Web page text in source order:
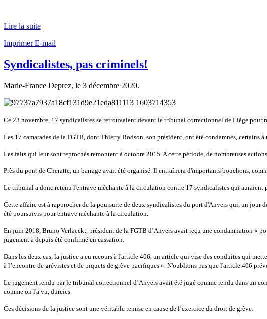
Lire la suite
ImprimerE-mail
Syndicalistes, pas criminels!
Marie-France Deprez, le 3 décembre 2020.
Ce 23 novembre, 17 syndicalistes se retrouvaient devant le tribunal correctionnel de Liège pour
Les 17 camarades de la FGTB, dont Thierry Bodson, son président, ont été condamnés, certains à
Les faits qui leur sont reprochés remontent à octobre 2015. A cette période, de nombreuses
Près du pont de Cheratte, un barrage avait été organisé. Il entraînera d'importants bouchons,
Le tribunal a donc retenu l'entrave méchante à la circulation contre 17 syndicalistes qui auraient
Cette affaire est à rapprocher de la poursuite de deux syndicalistes du port d'Anvers qui, un
été poursuivis pour entrave méchante à la circulation.
En juin 2018, Bruno Verlaeckt, président de la FGTB d’Anvers avait reçu une condamnation «
jugement a depuis été confirmé en cassation.
Dans les deux cas, la justice a eu recours à l'article 406, un article qui vise des conduites qui
à l’encontre de grévistes et de piquets de grève pacifiques ». N'oublions pas que l'article 406
Le jugement rendu par le tribunal correctionnel d’Anvers avait été jugé comme rendu dans un
comme on l'a vu, durcies.
Ces décisions de la justice sont une véritable remise en cause de l’exercice du droit de grève.